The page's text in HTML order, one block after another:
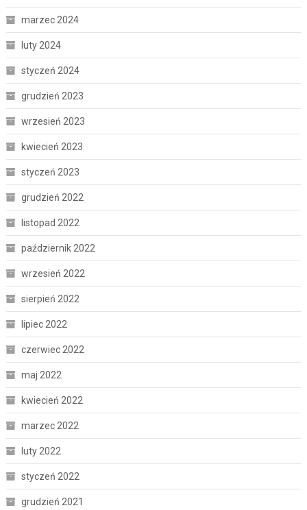
marzec 2024
luty 2024
styczeń 2024
grudzień 2023
wrzesień 2023
kwiecień 2023
styczeń 2023
grudzień 2022
listopad 2022
październik 2022
wrzesień 2022
sierpień 2022
lipiec 2022
czerwiec 2022
maj 2022
kwiecień 2022
marzec 2022
luty 2022
styczeń 2022
grudzień 2021